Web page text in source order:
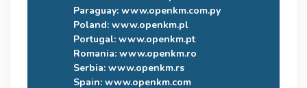
Paraguay: www.openkm.com.py
Poland: www.openkm.pl
Portugal: www.openkm.pt
Romania: www.openkm.ro
Serbia: www.openkm.rs
Spain: www.openkm.com